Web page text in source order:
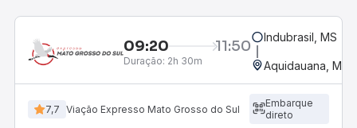
09:20 11:50
Duração: 2h 30m
Indubrasil, MS
Aquidauana, MS
7,7 Viação Expresso Mato Grosso do Sul
Embarque
direto